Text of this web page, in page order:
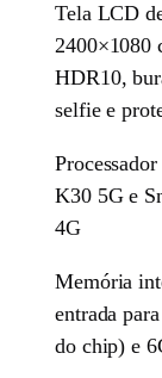
Tela LCD
2400×1080
HDR10,
selfie e
K30 5G e
4G
Memória
entrada
do chip) e